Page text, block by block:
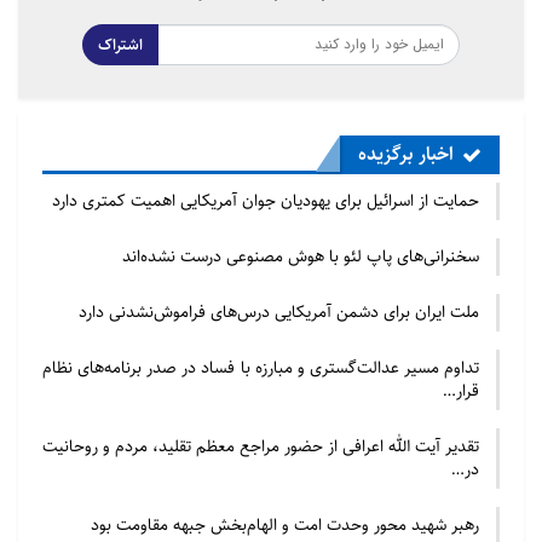
شده از خانه‌ها، ترسیم پرچم اسرائیل بر روی یک تانک،
اعوجاج در منازل و انعکاس سایه‌هاست.
مطالب مرتبط
اشتراک
اخبار برگزیده
حمایت از اسرائیل برای یهودیان جوان آمریکایی اهمیت کمتری دارد
سخنرانی‌های پاپ لئو با هوش مصنوعی درست نشده‌اند
ملت ایران برای دشمن آمریکایی درس‌های فراموش‌نشدنی دارد
تداوم مسیر عدالت‌گستری و مبارزه با فساد در صدر برنامه‌های نظام
قرار…
تقدیر آیت الله اعرافی از حضور مراجع معظم تقلید، مردم و روحانیت
در…
رهبر شهید محور وحدت امت و الهام‌بخش جبهه مقاومت بود